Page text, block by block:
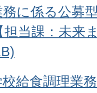
に係る公募
当課：未来
給食調理業